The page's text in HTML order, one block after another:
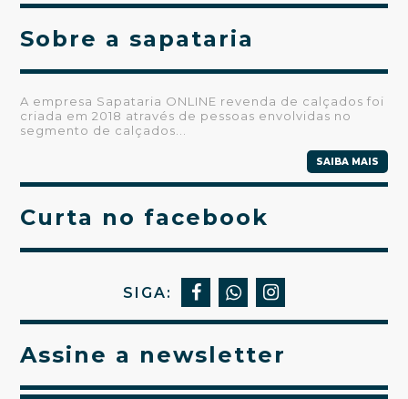
Sobre a sapataria
A empresa Sapataria ONLINE revenda de calçados foi
criada em 2018 através de pessoas envolvidas no
segmento de calçados...
SAIBA MAIS
Curta no facebook
SIGA:
Assine a newsletter